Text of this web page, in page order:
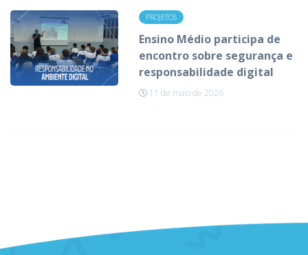
PROJETOS
Ensino Médio participa de
encontro sobre segurança e
responsabilidade digital
11 de maio de 2026